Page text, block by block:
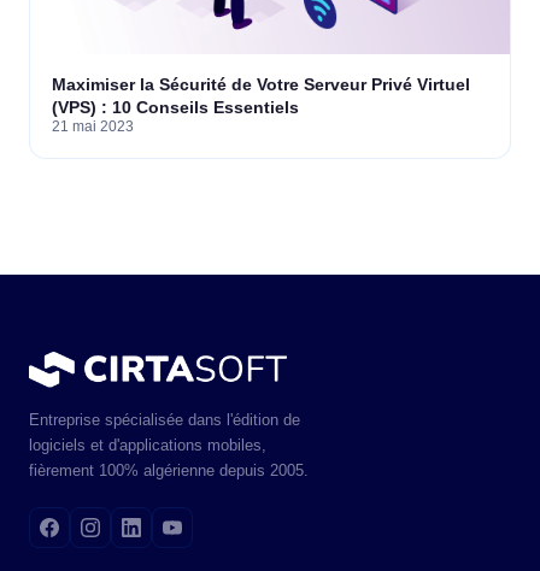
Maximiser la Sécurité de Votre Serveur Privé Virtuel
(VPS) : 10 Conseils Essentiels
21 mai 2023
Entreprise spécialisée dans l'édition de
logiciels et d'applications mobiles,
fièrement 100% algérienne depuis 2005.